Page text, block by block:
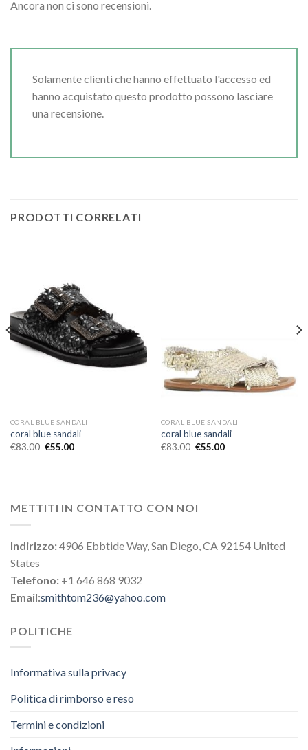
Ancora non ci sono recensioni.
Solamente clienti che hanno effettuato l'accesso ed
hanno acquistato questo prodotto possono lasciare
una recensione.
PRODOTTI CORRELATI
CORAL BLUE SANDALI
coral blue sandali
€83.00 €55.00
CORAL BLUE SANDALI
coral blue sandali
€83.00 €55.00
METTITI IN CONTATTO CON NOI
Indirizzo:4906 Ebbtide Way, San Diego, CA 92154 United
States
Telefono: +1 646 868 9032
Email:smithtom236@yahoo.com
POLITICHE
Informativa sulla privacy
Politica di rimborso e reso
Termini e condizioni